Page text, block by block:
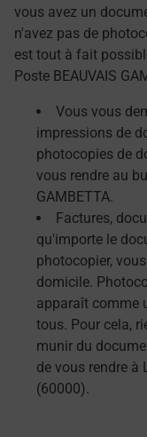
vous avez un
n'avez pas de
est tout à fait
Poste BEAUVAIS
Vous vous
impressions de
photocopies de
vous rendre au
GAMBETTA.
Factures,
qu'importe le
photocopier,
domicile.
apparaît comme
tous. Pour cela,
munir du
de vous rendre à
(60000).